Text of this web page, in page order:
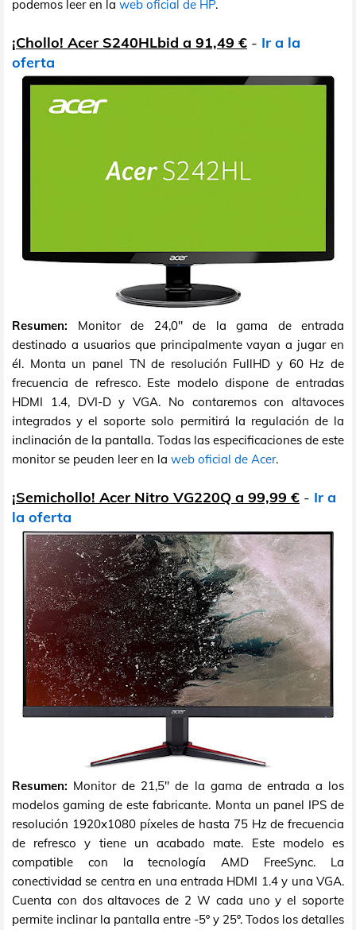
podemos leer en la web oficial de HP.
¡Chollo! Acer S240HLbid a 91,49 € - Ir a la
oferta
Resumen: Monitor de 24,0" de la gama de entrada
destinado a usuarios que principalmente vayan a jugar en
él. Monta un panel TN de resolución FullHD y 60 Hz de
frecuencia de refresco. Este modelo dispone de entradas
HDMI 1.4, DVI-D y VGA. No contaremos con altavoces
integrados y el soporte solo permitirá la regulación de la
inclinación de la pantalla. Todas las especificaciones de este
monitor se peuden leer en la web oficial de Acer.
¡Semichollo! Acer Nitro VG220Q a 99,99 € - Ir a
la oferta
Resumen: Monitor de 21,5" de la gama de entrada a los
modelos gaming de este fabricante. Monta un panel IPS de
resolución 1920x1080 píxeles de hasta 75 Hz de frecuencia
de refresco y tiene un acabado mate. Este modelo es
compatible con la tecnología AMD FreeSync. La
conectividad se centra en una entrada HDMI 1.4 y una VGA.
Cuenta con dos altavoces de 2 W cada uno y el soporte
permite inclinar la pantalla entre -5º y 25º. Todos los detalles